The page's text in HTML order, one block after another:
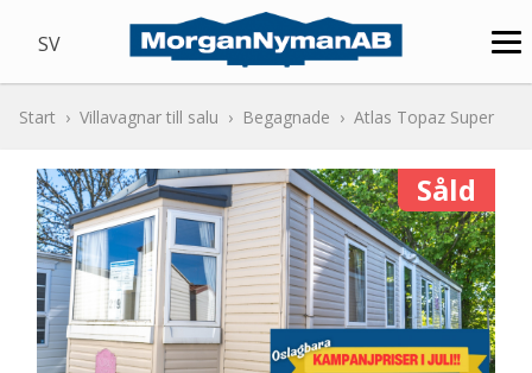
SV
Start Villavagnar till salu Begagnade Atlas Topaz Super
Såld